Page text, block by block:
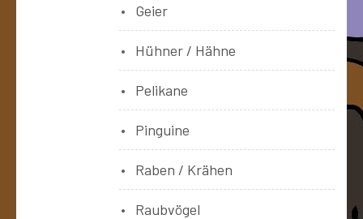
Geier
Hühner / Hähne
Pelikane
Pinguine
Raben / Krähen
Raubvögel